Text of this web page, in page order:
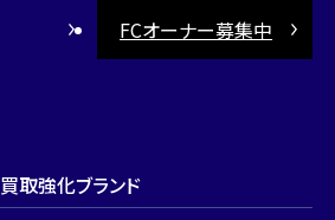
FCオーナー募集中
買取強化ブランド